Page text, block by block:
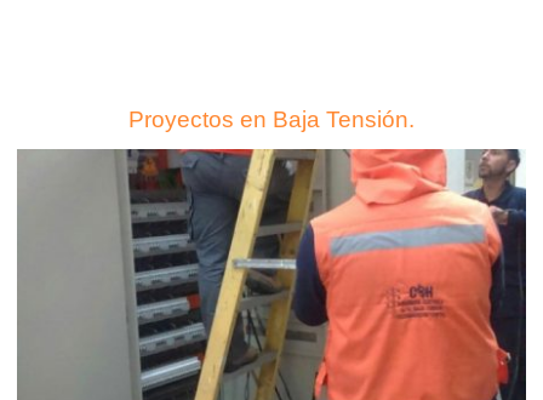
Proyectos en Baja Tensión.